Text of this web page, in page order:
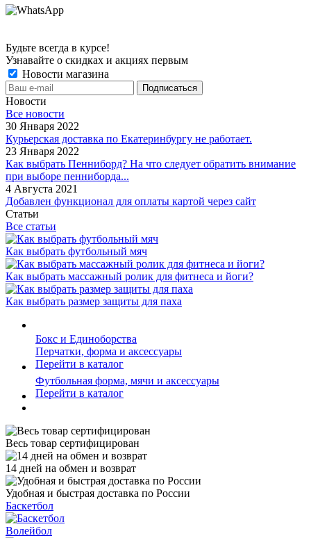
Будьте всегда в курсе!
Узнавайте о скидках и акциях первым
Новости магазина
Новости
Все новости
30 Января 2022
Курьерская доставка по Екатеринбургу не работает.
23 Января 2022
Как выбрать Пенниборд? На что следует обратить внимание
при выборе пенниборда...
4 Августа 2021
Добавлен функционал для оплаты картой через сайт
Статьи
Все статьи
Как выбрать футбольный мяч
Как выбрать массажный ролик для фитнеса и йоги?
Как выбрать размер защиты для паха
Бокс и Единоборства
Перчатки, форма и аксессуары
Перейти в каталог
Футбольная форма, мячи и аксессуары
Перейти в каталог
Весь товар сертифицирован
14 дней на обмен и возврат
Удобная и быстрая доставка по России
Баскетбол
Волейбол